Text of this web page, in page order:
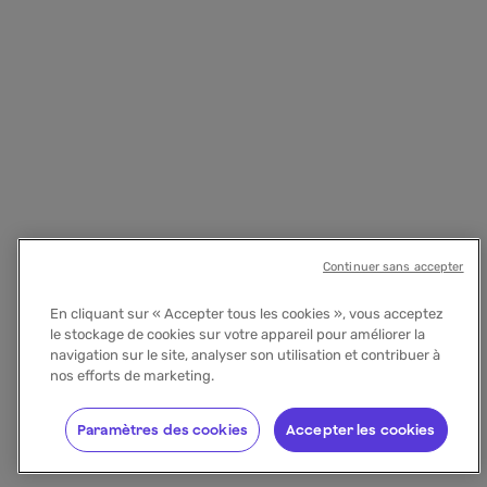
En cliquant sur « Accepter tous les cookies », vous acceptez
le stockage de cookies sur votre appareil pour améliorer la
navigation sur le site, analyser son utilisation et contribuer à
nos efforts de marketing.
Accepter les cookies
Paramètres des cookies
Continuer sans accepter